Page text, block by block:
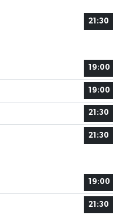
21:30
19:00
19:00
21:30
21:30
19:00
21:30